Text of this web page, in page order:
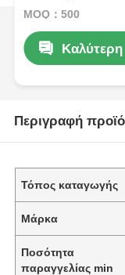
MOQ：500
Καλύτερη
Περιγραφή
Τόπος καταγωγής
Μάρκα
Ποσότητα
παραγγελίας min